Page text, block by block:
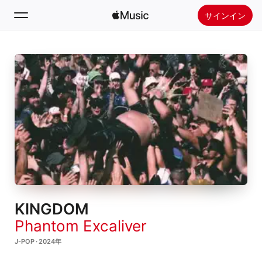
サインイン
検索
ホーム
新着おすすめ
ラジオ
Apple Musicをインストール
KINGDOM
Phantom Excaliver
J-POP · 2024年